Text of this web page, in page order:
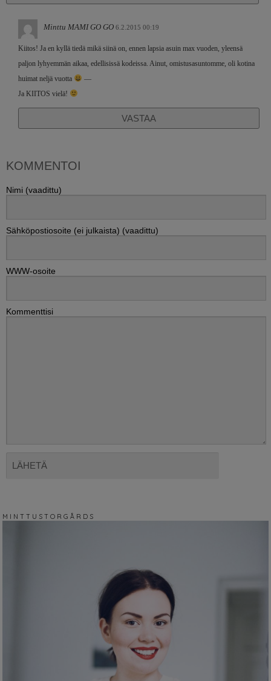
Minttu MAMI GO GO 6.2.2015 00:19
Kiitos! Ja en kyllä tiedä mikä siinä on, ennen lapsia asuin max vuoden, yleensä
paljon lyhyemmän aikaa, edellisissä kodeissa. Ainut, omistusasuntomme, oli kotina
huimat neljä vuotta
—
Ja KIITOS vielä!
VASTAA
KOMMENTOI
Nimi (vaadittu)
Sähköpostiosoite (ei julkaista) (vaadittu)
WWW-osoite
Kommenttisi
M I N T T U S T O R G Å R D S